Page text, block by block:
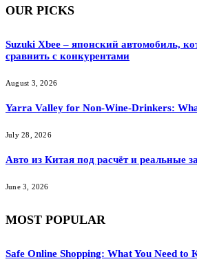
OUR PICKS
Suzuki Xbee – японский автомобиль,
сравнить с конкурентами
August 3, 2026
Yarra Valley for Non-Wine-Drinkers:
July 28, 2026
Авто из Китая под расчёт и реальные
June 3, 2026
MOST POPULAR
Safe Online Shopping: What You Need to